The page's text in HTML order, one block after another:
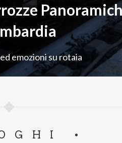
ed emozionisurotaia